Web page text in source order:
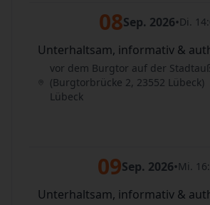
08Sep. 2026•Di.
Unterhaltsam, informativ &
vor dem Burgtor auf der
(Burgtorbrücke 2, 23552 Lübeck)
Lübeck
09Sep. 2026•Mi.
Unterhaltsam, informativ &